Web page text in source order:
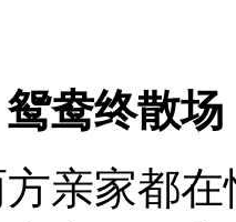
鸯终散场
亲家都